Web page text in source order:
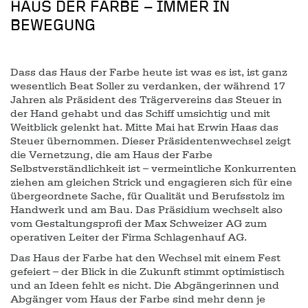
HAUS DER FARBE – IMMER IN
BEWEGUNG
Dass das Haus der Farbe heute ist was es ist, ist ganz
wesentlich Beat Soller zu verdanken, der während 17
Jahren als Präsident des Trägervereins das Steuer in
der Hand gehabt und das Schiff umsichtig und mit
Weitblick gelenkt hat. Mitte Mai hat Erwin Haas das
Steuer übernommen. Dieser Präsidentenwechsel zeigt
die Vernetzung, die am Haus der Farbe
Selbstverständlichkeit ist – vermeintliche Konkurrenten
ziehen am gleichen Strick und engagieren sich für eine
übergeordnete Sache, für Qualität und Berufsstolz im
Handwerk und am Bau. Das Präsidium wechselt also
vom Gestaltungsprofi der Max Schweizer AG zum
operativen Leiter der Firma Schlagenhauf AG.
Das Haus der Farbe hat den Wechsel mit einem Fest
gefeiert – der Blick in die Zukunft stimmt optimistisch
und an Ideen fehlt es nicht. Die Abgängerinnen und
Abgänger vom Haus der Farbe sind mehr denn je